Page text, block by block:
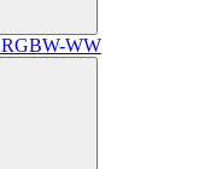
WW